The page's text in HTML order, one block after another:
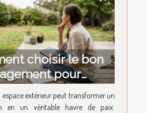
choisir le bon
pour
extérieur ?
espace extérieur peut transformer un
en un véritable havre de paix.